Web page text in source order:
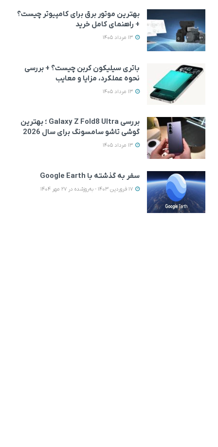
بهترین موتور برق برای کامپیوتر چیست؟
+ راهنمای کامل خرید
باتری سیلیکون کربن چیست؟ + بررسی
نحوه عملکرد، مزایا و معایب
بررسی Galaxy Z Fold8 Ultra ؛ بهترین
گوشی تاشو سامسونگ برای سال 2026
سفر به گذشته با Google Earth